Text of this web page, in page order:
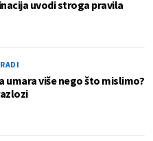
uvodi stroga pravila
umara više nego što mislimo?